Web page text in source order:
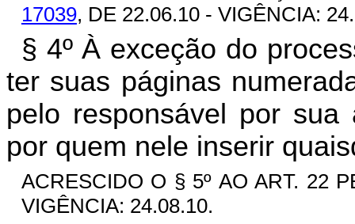
17039, DE 22.06.10 - VIGÊNCIA:
§ 4º À exceção do
ter suas páginas
pelo responsável por
por quem nele inserir
ACRESCIDO O § 5º AO ART. 22
VIGÊNCIA: 24.08.10.